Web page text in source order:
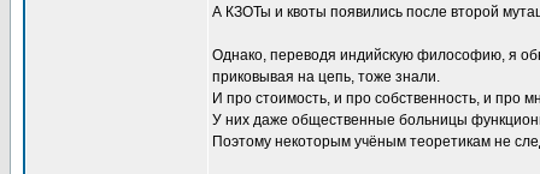
А КЗОТы и квоты появились после второй
Однако, переводя индийскую философию, я
приковывая на цепь, тоже знали.
И про стоимость, и про собственность, и про
У них даже общественные больницы
Поэтому некоторым учёным теоретикам не